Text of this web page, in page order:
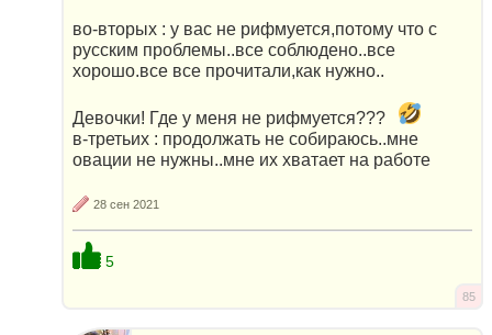
во-вторых : у вас не рифмуется,потому что с
русским проблемы..все соблюдено..все
хорошо.все все прочитали,как нужно..
Девочки! Где у меня не рифмуется???
в-третьих : продолжать не собираюсь..мне
овации не нужны..мне их хватает на работе
28 сен 2021
5
85